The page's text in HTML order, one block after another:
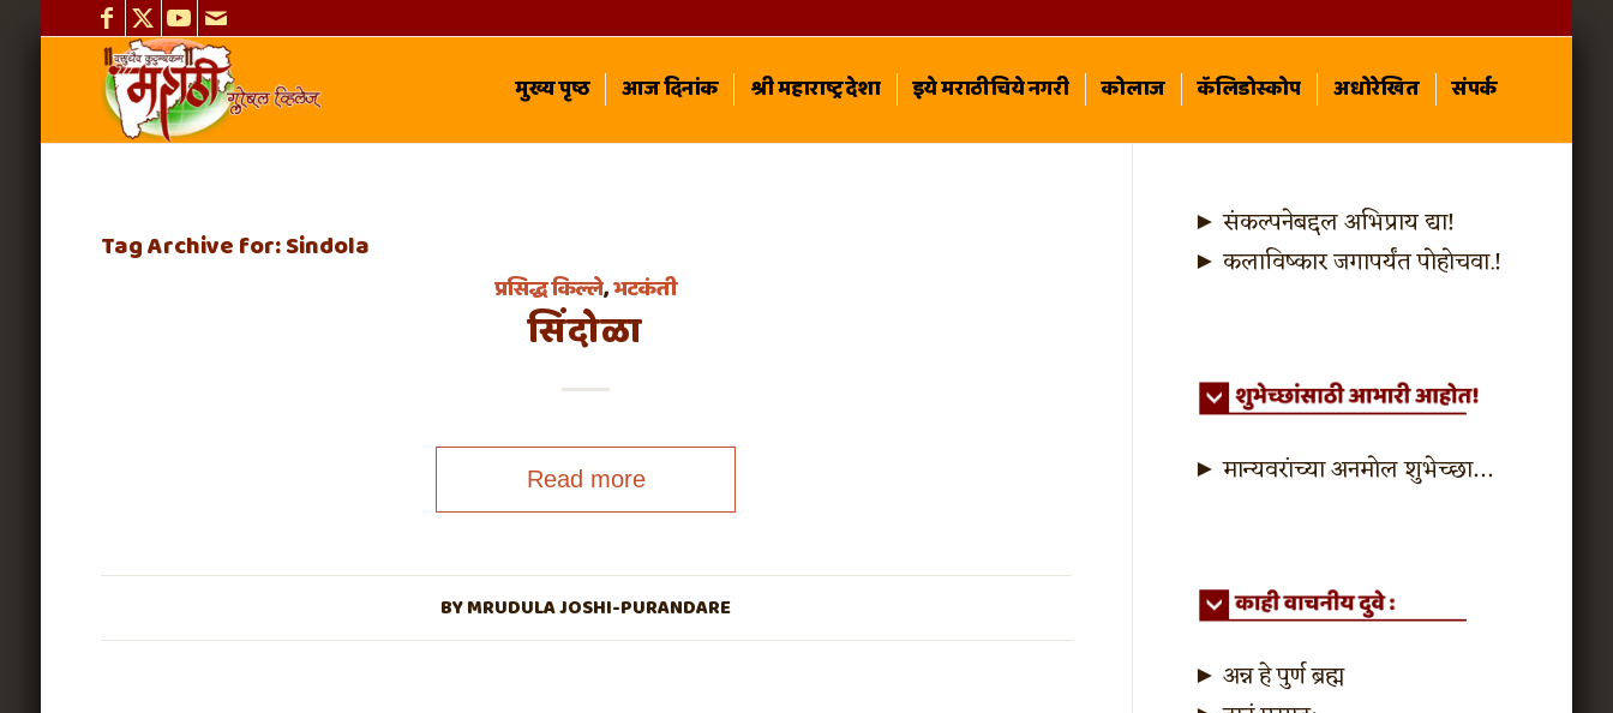
मुख्य पृष्ठ आज दिनांक श्री महाराष्ट्र देशा इये मराठीचिये नगरी कोलाज कॅलिडोस्कोप अधोरेखित संपर्क
Tag Archive for:Sindola
प्रसिद्ध किल्ले,भटकंती
सिंदोळा
Read more
BYMRUDULA JOSHI-PURANDARE
► संकल्पनेबद्दल अभिप्राय द्या!
► कलाविष्कार जगापर्यंत पोहोचवा.!
► मान्यवरांच्या अनमोल शुभेच्छा…
► अन्न हे पुर्ण ब्रह्म